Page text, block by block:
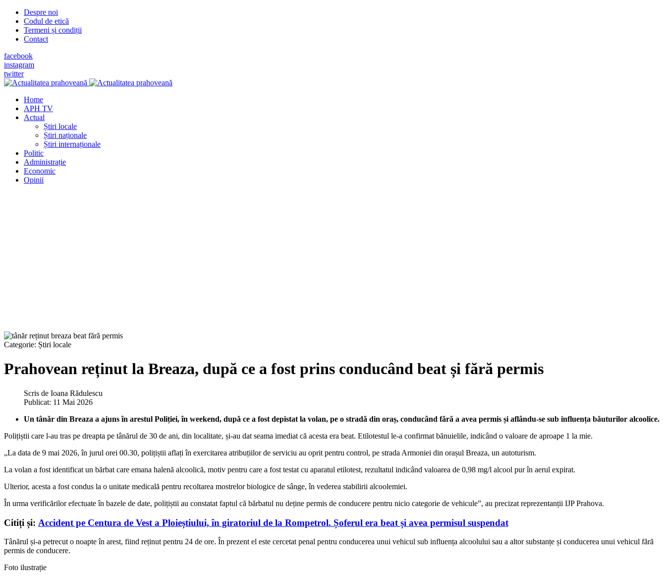
Despre noi
Codul de etică
Termeni și condiții
Contact
facebook
instagram
twitter
Home
APH TV
Actual
Știri locale
Știri naționale
Știri internaționale
Politic
Administrație
Economic
Opinii
Categorie: Știri locale
Prahovean reținut la Breaza, după ce a fost prins conducând beat și fără permis
Scris de Ioana Rădulescu
Publicat: 11 Mai 2026
Un tânăr din Breaza a ajuns în arestul Poliției, în weekend, după ce a fost depistat la volan, pe o stradă din oraș, conducând fără a avea permis și aflându-se sub influența băuturilor alcoolice.
Polițiștii care l-au tras pe dreapta pe tânărul de 30 de ani, din localitate, și-au dat seama imediat că acesta era beat. Etilotestul le-a confirmat bănuielile, indicând o valoare de aproape 1 la mie.
„La data de 9 mai 2026, în jurul orei 00.30, polițiștii aflați în exercitarea atribuțiilor de serviciu au oprit pentru control, pe strada Armoniei din orașul Breaza, un autoturism.
La volan a fost identificat un bărbat care emana halenă alcoolică, motiv pentru care a fost testat cu aparatul etilotest, rezultatul indicând valoarea de 0,98 mg/l alcool pur în aerul expirat.
Ulterior, acesta a fost condus la o unitate medicală pentru recoltarea mostrelor biologice de sânge, în vederea stabilirii alcoolemiei.
În urma verificărilor efectuate în bazele de date, polițiștii au constatat faptul că bărbatul nu deține permis de conducere pentru nicio categorie de vehicule”, au precizat reprezentanții IJP Prahova.
Citiți și: Accident pe Centura de Vest a Ploieștiului, în giratoriul de la Rompetrol. Șoferul era beat și avea permisul suspendat
Tânărul și-a petrecut o noapte în arest, fiind reținut pentru 24 de ore. În prezent el este cercetat penal pentru conducerea unui vehicul sub influența alcoolului sau a altor substanțe și conducerea unui vehicul fără
permis de conducere.
Foto ilustrație